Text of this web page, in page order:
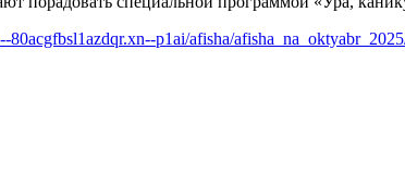
80acgfbsl1azdqr.xn--p1ai/afisha/